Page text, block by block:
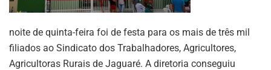
noite de quinta-feira foi de festa para os mais de três mil
filiados ao Sindicato dos Trabalhadores, Agricultores,
Agricultoras Rurais de Jaguaré. A diretoria conseguiu